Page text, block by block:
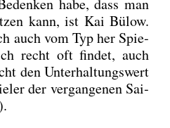
habe, dass man
kann, ist Kai Bülow.
auch vom Typ her Spie­
recht oft fin­det, auch
den Unter­hal­tungs­wert
der ver­gan­ge­nen Sai­